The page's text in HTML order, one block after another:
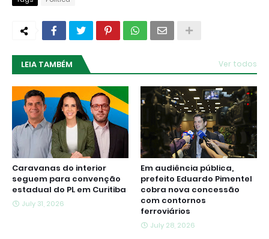
LEIA TAMBÉM Ver todos
Caravanas do interior
seguem para convenção
estadual do PL em Curitiba
July 31, 2026
Em audiência pública,
prefeito Eduardo Pimentel
cobra nova concessão
com contornos
ferroviários
July 28, 2026